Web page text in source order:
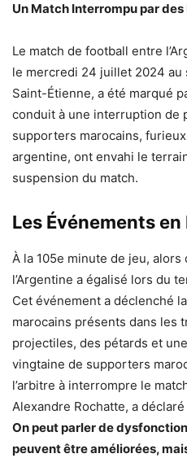
Un Match Interrompu par
Le match de football entre
le mercredi 24 juillet 2024 au
Saint-Étienne, a été marqué
conduit à une interruption de
supporters marocains, furieux
argentine, ont envahi le
suspension du match.
Les Événements en
À la 105e minute de jeu, alors
l’Argentine a égalisé lors du
Cet événement a déclenché
marocains présents dans les
projectiles, des pétards et
vingtaine de supporters
l’arbitre à interrompre le
Alexandre Rochatte, a déclaré
On peut parler de
peuvent être améliorées,